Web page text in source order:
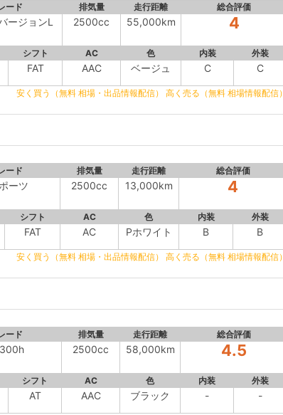
ード 排気量 走行距離 総合評価
ージョンL 2500cc 55,000km 4
シフト AC 色 内装 外装
FAT AAC ベージュ C C
安く買う（無料 相場・出品情報配信） 高く売る（無料 相場情報配信）
ード 排気量 走行距離 総合評価
ーツ 2500cc 13,000km 4
シフト AC 色 内装 外装
FAT AC Pホワイト B B
安く買う（無料 相場・出品情報配信） 高く売る（無料 相場情報配信）
ード 排気量 走行距離 総合評価
2500cc 58,000km 4.5
シフト AC 色 内装 外装
AT AAC ブラック - -